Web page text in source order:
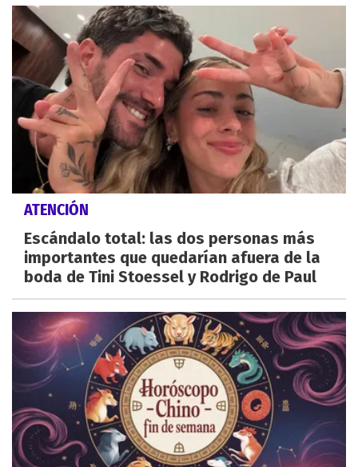
ATENCIÓN
Escándalo total: las dos personas más
importantes que quedarían afuera de la
boda de Tini Stoessel y Rodrigo de Paul